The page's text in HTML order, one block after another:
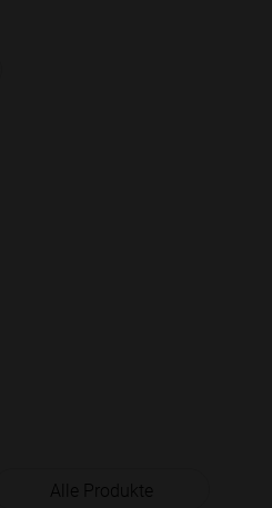
Alle Produkte